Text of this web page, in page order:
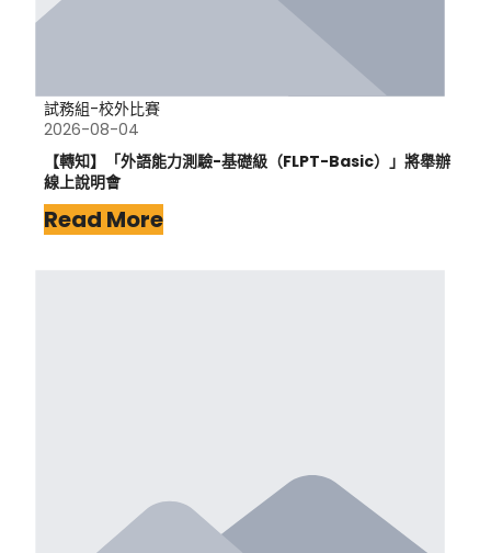
試務組-校外比賽
2026-08-04
【轉知】「外語能力測驗-基礎級（FLPT-Basic）」將舉辦
線上說明會
Read More